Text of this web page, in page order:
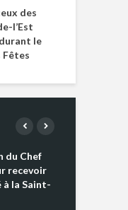
des
l’Est
le
Fêtes
du Chef
recevoir
à la Saint-